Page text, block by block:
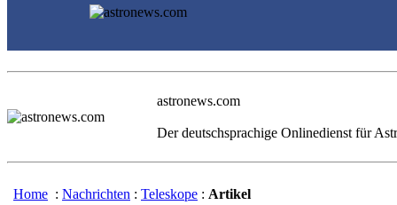
astronews.com
Der deutschsprachige Onlinedienst für
Home : Nachrichten : Teleskope : Artikel